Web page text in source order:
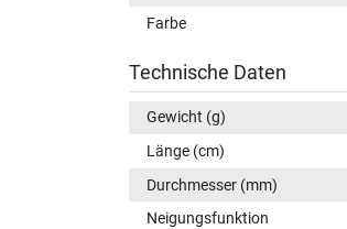
Farbe
Technische Daten
Gewicht (g)
Länge (cm)
Durchmesser (mm)
Neigungsfunktion